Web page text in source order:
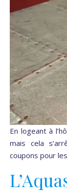
En logeant à
mais cela
coupons pour